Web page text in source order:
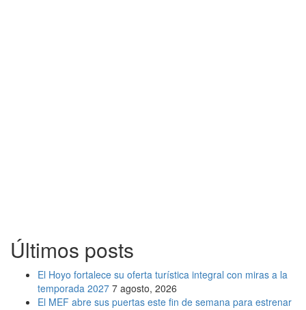
Últimos posts
El Hoyo fortalece su oferta turística integral con miras a la
temporada 2027 7 agosto, 2026
El MEF abre sus puertas este fin de semana para estrenar